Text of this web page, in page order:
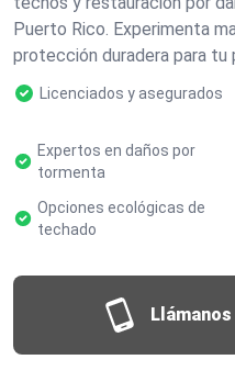
Puerto Rico. Experimenta
protección duradera para tu
Licenciados y asegurados
Expertos en daños por
tormenta
Opciones ecológicas de
techado
Llámanos